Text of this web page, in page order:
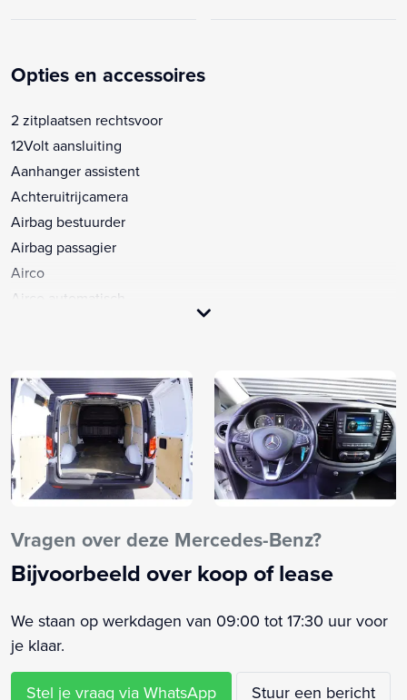
Opties en accessoires
2 zitplaatsen rechtsvoor
12Volt aansluiting
Aanhanger assistent
Achteruitrijcamera
Airbag bestuurder
Airbag passagier
Airco
Airco automatisch
Anti Blokkeer Systeem
Anti doorSlip Regeling
APP-Connect
Apple CarPlay
Apple Carplay/Android Auto
Audio installatie
Bestuurdersstoel in hoogte verstelbaar
Bestuurdersstoel verwarmd
Bluetooth
Buitenspiegels elektrisch verstel- en verwarmbaar
Centrale deurvergrendeling met afstandsbediening
Vragen over deze Mercedes-Benz?
Bijvoorbeeld over koop of lease
We staan op werkdagen van 09:00 tot 17:30 uur voor
je klaar.
Stel je vraag via WhatsApp Stuur een bericht